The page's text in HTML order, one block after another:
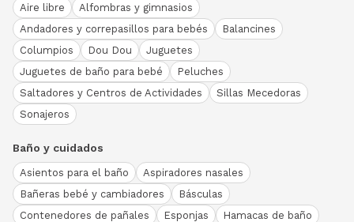
Aire libre
Alfombras y gimnasios
Andadores y correpasillos para bebés
Balancines
Columpios
Dou Dou
Juguetes
Juguetes de baño para bebé
Peluches
Saltadores y Centros de Actividades
Sillas Mecedoras
Sonajeros
Baño y cuidados
Asientos para el baño
Aspiradores nasales
Bañeras bebé y cambiadores
Básculas
Contenedores de pañales
Esponjas
Hamacas de baño